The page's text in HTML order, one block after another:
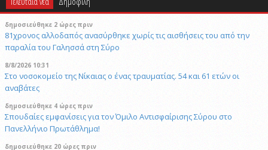
δημοσιεύθηκε 2 ώρες πριν
81χρονος αλλοδαπός ανασύρθηκε χωρίς τις αισθήσεις του από την
παραλία του Γαλησσά στη Σύρο
8/8/2026 10:31
Στο νοσοκομείο της Νίκαιας ο ένας τραυματίας. 54 και 61 ετών οι
αναβάτες
δημοσιεύθηκε 4 ώρες πριν
Σπουδαίες εμφανίσεις για τον Όμιλο Αντισφαίρισης Σύρου στο
Πανελλήνιο Πρωτάθλημα!
δημοσιεύθηκε 20 ώρες πριν